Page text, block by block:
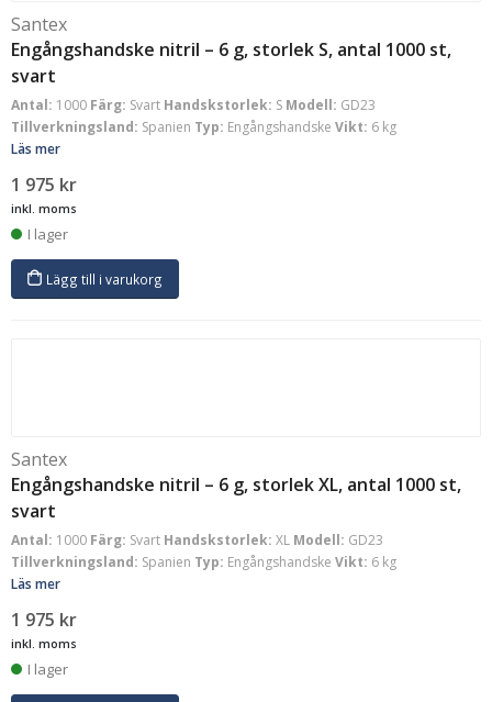
Santex
Engångshandske nitril – 6 g, storlek S, antal 1000 st,
svart
Antal: 1000 Färg: Svart Handskstorlek: S Modell: GD23
Tillverkningsland: Spanien Typ: Engångshandske Vikt: 6 kg
Läs mer
1 975 kr
inkl. moms
I lager
Lägg till i varukorg
Santex
Engångshandske nitril – 6 g, storlek XL, antal 1000 st,
svart
Antal: 1000 Färg: Svart Handskstorlek: XL Modell: GD23
Tillverkningsland: Spanien Typ: Engångshandske Vikt: 6 kg
Läs mer
1 975 kr
inkl. moms
I lager